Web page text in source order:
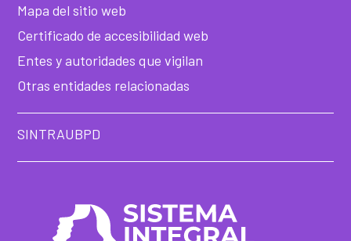
Mapa del sitio web
Certificado de accesibilidad web
Entes y autoridades que vigilan
Otras entidades relacionadas
SINTRAUBPD